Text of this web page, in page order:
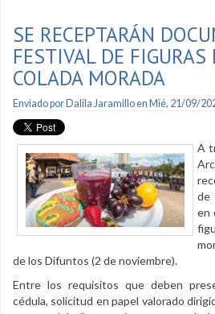
SE RECEPTARÁN
FESTIVAL DE FIGURAS
COLADA MORADA
Enviado por Dalila Jaramilloen Mié, 21/09/
A
de
en
de los Difuntos (2 de noviembre).
Entre los requisitos que deben
cédula, solicitud en papel valorado